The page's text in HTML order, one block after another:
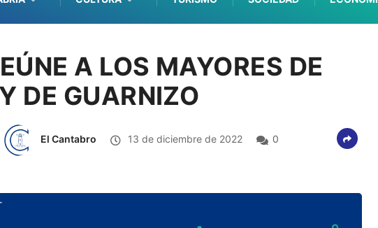
A LOS MAYORES DE
DE GUARNIZO
El Cantabro 13 de diciembre de 2022 0